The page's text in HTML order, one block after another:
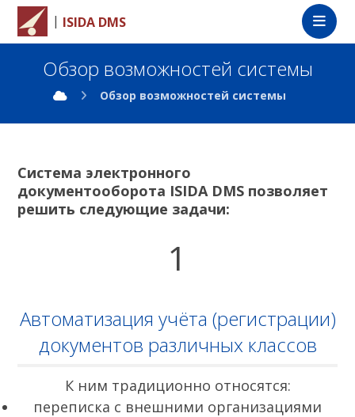
| ISIDA DMS
Обзор возможностей системы
Обзор возможностей системы
Система электронного
документооборота ISIDA DMS позволяет
решить следующие задачи:
1
Автоматизация учёта (регистрации)
документов различных классов
К ним традиционно относятся:
переписка с внешними организациями